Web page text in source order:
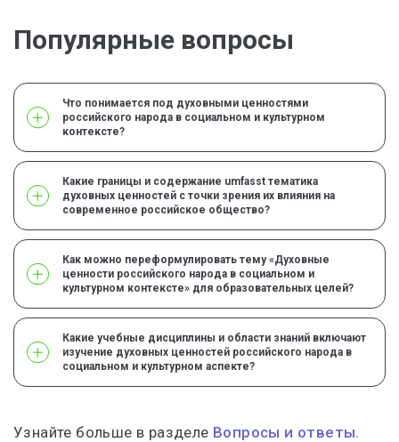
Популярные вопросы
Что понимается под духовными ценностями
российского народа в социальном и культурном
контексте?
Какие границы и содержание umfasst тематика
духовных ценностей с точки зрения их влияния на
современное российское общество?
Как можно переформулировать тему «Духовные
ценности российского народа в социальном и
культурном контексте» для образовательных целей?
Какие учебные дисциплины и области знаний включают
изучение духовных ценностей российского народа в
социальном и культурном аспекте?
Узнайте больше в разделе Вопросы и ответы.